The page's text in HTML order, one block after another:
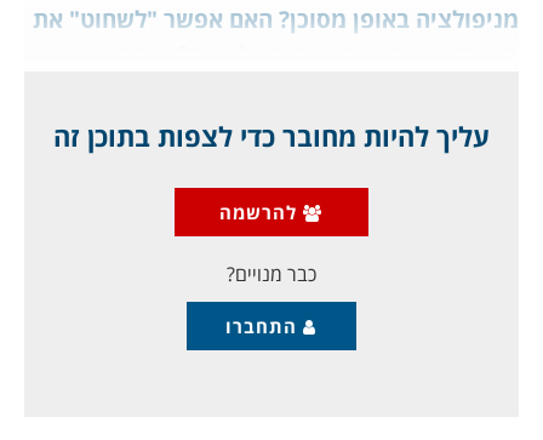
מניפולציה באופן מסוכן? האם אפשר "לשחוט" את
בידי הסעודים, למה זה קשור לבחירות, ומה מחיר
חבית נפט כבר עכשיו?
מאת ד"ר גיא בכור, לונדון
המפלגה "הדמוקרטית" בארה"ב נמצאת בלחץ
עליך להיות מחובר כדי לצפות בתוכן זה
להרשמה
כבר מנויים?
התחברו